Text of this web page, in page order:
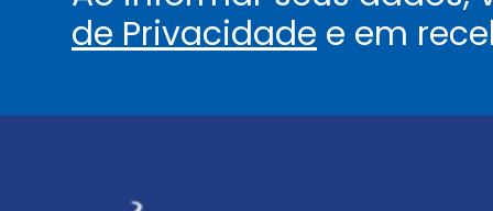
de Privacidade e em